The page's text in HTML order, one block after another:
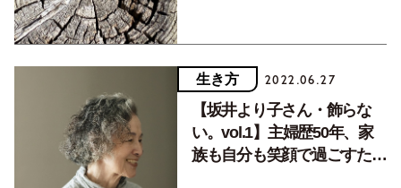
生き方 2022.06.27
【坂井より子さん・飾らな
い。vol.1】主婦歴50年、家
族も自分も笑顔で過ごすため